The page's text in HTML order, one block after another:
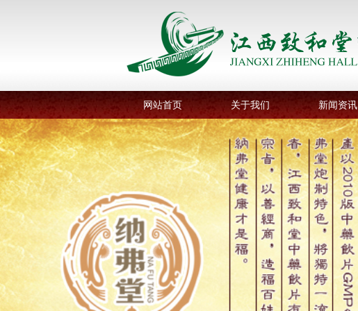
网站首页 关于我们 新闻资讯